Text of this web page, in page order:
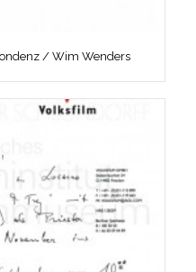
/ Wim Wenders